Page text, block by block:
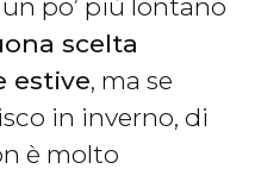
un po’ più lontano
scelta
estive, ma se
in inverno, di
è molto